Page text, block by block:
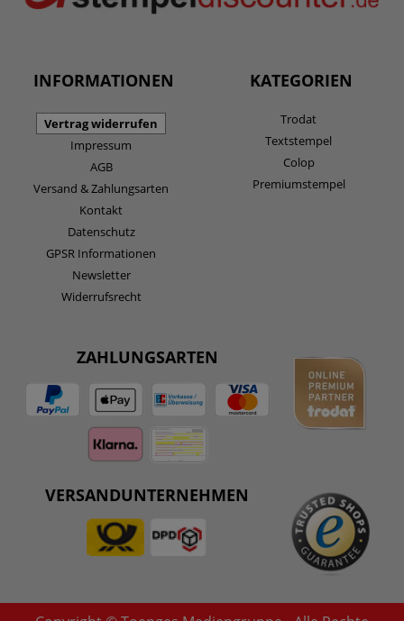
INFORMATIONEN
Vertrag widerrufen
Impressum
AGB
Versand & Zahlungsarten
Kontakt
Datenschutz
GPSR Informationen
Newsletter
Widerrufsrecht
KATEGORIEN
Trodat
Textstempel
Colop
Premiumstempel
ZAHLUNGSARTEN
VERSANDUNTERNEHMEN